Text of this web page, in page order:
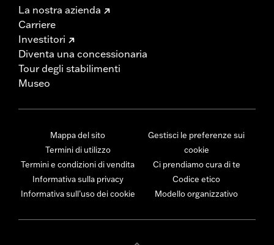
La nostra azienda
Carriere
Investitori
Diventa una concessionaria
Tour degli stabilimenti
Museo
Mappa del sito
Termini di utilizzo
Termini e condizioni di vendita
Informativa sulla privacy
Informativa sull’uso dei cookie
Gestisci le preferenze sui
cookie
Ci prendiamo cura di te
Codice etico
Modello organizzativo